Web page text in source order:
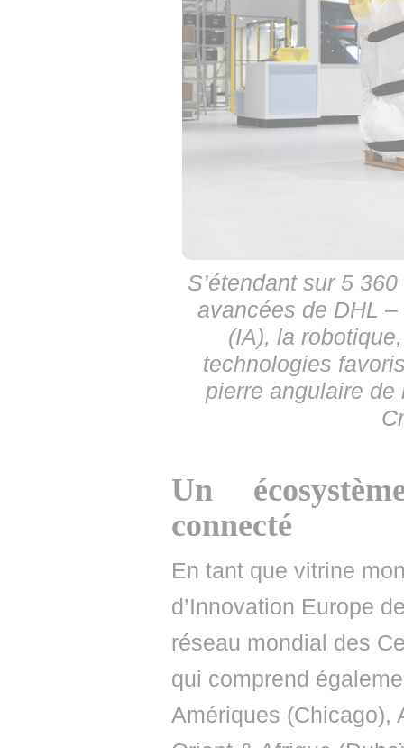
S’étendant sur 5
avancées de DHL
(IA), la
technologies
pierre angulaire de
Un
connecté
En tant que vitrine
d’Innovation Europe
réseau mondial des
qui comprend
Amériques (Chicago),